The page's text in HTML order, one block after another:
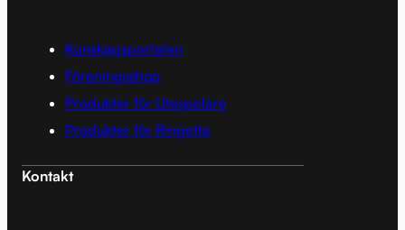
Kunskapsportalen
Föreningsshop
Produkter för Utespelare
Produkter för Ringette
Kontakt